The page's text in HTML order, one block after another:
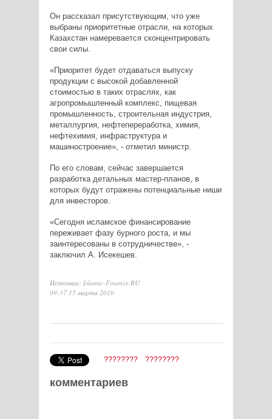
Он рассказал присутствующим, что уже
выбраны приоритетные отрасли, на которых
Казахстан намеревается сконцентрировать
свои силы.
«Приоритет будет отдаваться выпуску
продукции с высокой добавленной
стоимостью в таких отраслях, как
агропромышленный комплекс, пищевая
промышленность, строительная индустрия,
металлургия, нефтепереработка, химия,
нефтехимия, инфраструктура и
машиностроение», - отметил министр.
По его словам, сейчас завершается
разработка детальных мастер-планов, в
которых будут отражены потенциальные ниши
для инвесторов.
«Сегодня исламское финансирование
переживает фазу бурного роста, и мы
заинтересованы в сотрудничестве», -
заключил А. Исекешев.
Источник: Islamic-Finance.RU
09:37 15 марта 2010
???????? ????????
комментариев